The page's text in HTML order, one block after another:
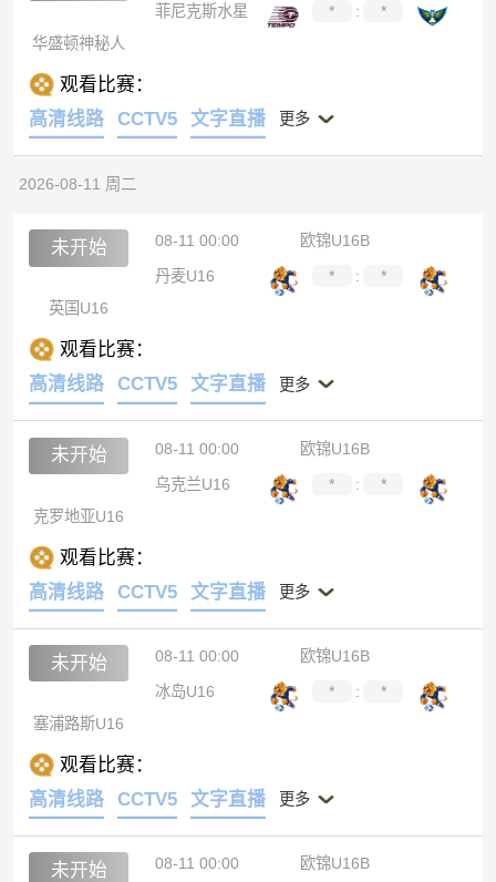
菲尼克斯水星
* :
*
华盛顿神秘人
观看比赛：
高清线路
CCTV5 文字直播 更多
2026-08-11 周二
未开始 08-11 00:00
欧锦U16B
丹麦U16
* :
*
英国U16
观看比赛：
高清线路
CCTV5 文字直播 更多
未开始 08-11 00:00
欧锦U16B
乌克兰U16
* :
*
克罗地亚U16
观看比赛：
高清线路
CCTV5 文字直播 更多
未开始 08-11 00:00
欧锦U16B
冰岛U16
* :
*
塞浦路斯U16
观看比赛：
高清线路
CCTV5 文字直播 更多
未开始 08-11 00:00
欧锦U16B